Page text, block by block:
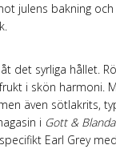
julens bakning
det syrliga hållet.
i skön harmoni.
även sötlakrits,
i Gott &
Earl Grey